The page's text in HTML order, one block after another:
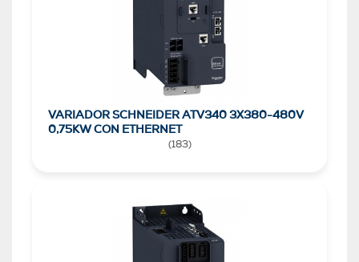
VARIADOR SCHNEIDER ATV340 3X380-480V
0,75KW CON ETHERNET
(183)